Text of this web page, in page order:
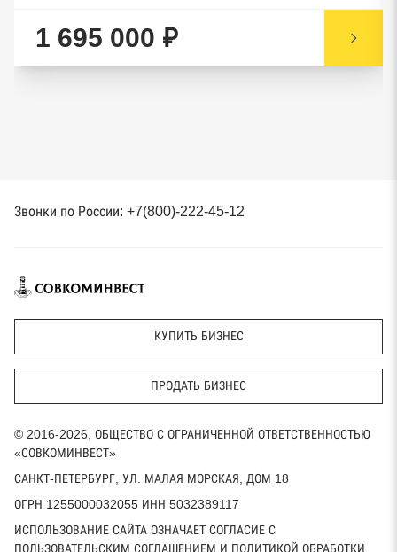
1 695 000 ₽
Звонки по России: +7(800)-222-45-12
КУПИТЬ БИЗНЕС
ПРОДАТЬ БИЗНЕС
© 2016-2026, ОБЩЕСТВО С ОГРАНИЧЕННОЙ ОТВЕТСТВЕННОСТЬЮ
«СОВКОМИНВЕСТ»
САНКТ-ПЕТЕРБУРГ, УЛ. МАЛАЯ МОРСКАЯ, ДОМ 18
ОГРН 1255000032055 ИНН 5032389117
ИСПОЛЬЗОВАНИЕ САЙТА ОЗНАЧАЕТ СОГЛАСИЕ С
ПОЛЬЗОВАТЕЛЬСКИМ СОГЛАШЕНИЕМ И ПОЛИТИКОЙ ОБРАБОТКИ